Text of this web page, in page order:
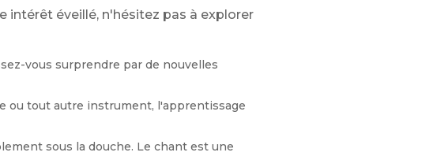
intérêt éveillé, n'hésitez pas à explorer
vous surprendre par de nouvelles
ou tout autre instrument, l'apprentissage
sous la douche. Le chant est une